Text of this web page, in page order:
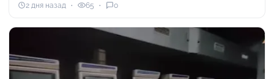
2 дня назад 65 0